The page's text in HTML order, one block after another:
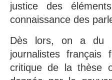
justice des
connaissance des
Dès lors, on a du
journalistes français
critique de la thèse